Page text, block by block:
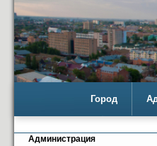
Город
Администрация